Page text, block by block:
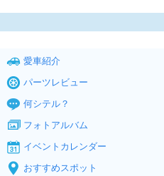
愛車紹介
パーツレビュー
何シテル？
フォトアルバム
イベントカレンダー
おすすめスポット